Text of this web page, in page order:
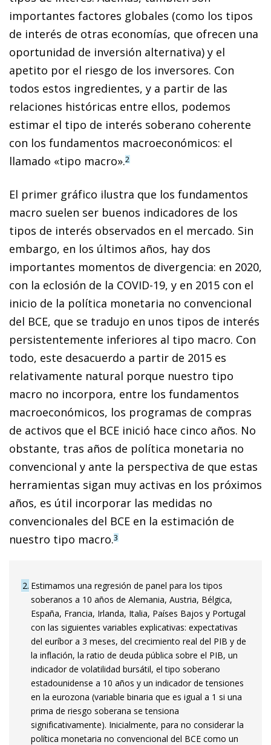
importantes factores globales (como los tipos
de interés de otras economías, que ofrecen una
oportunidad de inversión alternativa) y el
apetito por el riesgo de los inversores. Con
todos estos ingredientes, y a partir de las
relaciones históricas entre ellos, podemos
estimar el tipo de interés soberano coherente
con los fundamentos macroeconómicos: el
llamado «tipo macro».2
El primer gráfico ilustra que los fundamentos
macro suelen ser buenos indicadores de los
tipos de interés observados en el mercado. Sin
embargo, en los últimos años, hay dos
importantes momentos de divergencia: en 2020,
con la eclosión de la COVID-19, y en 2015 con el
inicio de la po­­lítica monetaria no convencional
del BCE, que se tradujo en unos tipos de interés
persistentemente inferiores al tipo macro. Con
todo, este desacuerdo a partir de 2015 es
relativamente natural porque nuestro tipo
macro no incorpora, entre los fundamentos
macroeconómicos, los programas de compras
de activos que el BCE inició hace cinco años. No
obstante, tras años de política monetaria no
convencional y ante la perspectiva de que estas
herramientas sigan muy activas en los próximos
años, es útil incorporar las medidas no
convencionales del BCE en la estimación de
nuestro tipo macro.3
2 Estimamos una regresión de panel para los tipos
soberanos a 10 años de Alemania, Austria, Bélgica,
España, Francia, Irlanda, Italia, Países Bajos y Portugal
con las siguientes variables explicativas: expectativas
del euríbor a 3 meses, del crecimiento real del PIB y de
la inflación, la ratio de deuda pública sobre el PIB, un
indicador de volatilidad bursátil, el tipo soberano
estadounidense a 10 años y un indicador de tensiones
en la eurozona (variable binaria que es igual a 1 si una
prima de riesgo soberana se tensiona
significativamente). Inicialmente, para no considerar la
política monetaria no convencional del BCE como un